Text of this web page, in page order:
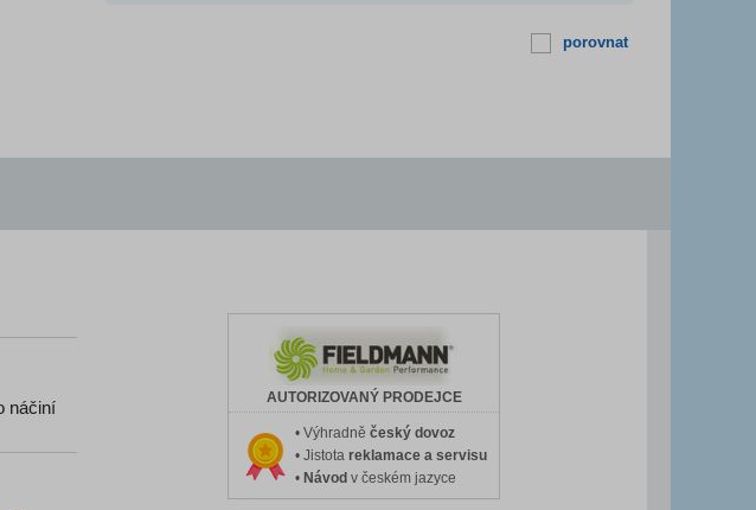
porovnat
náčiní AUTORIZOVANÝ PRODEJCE
• Výhradně český dovoz
• Jistota reklamace a servisu
• Návod v českém jazyce